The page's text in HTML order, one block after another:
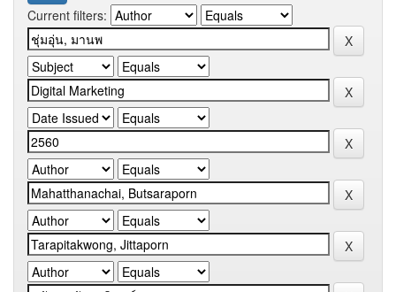
Current filters: